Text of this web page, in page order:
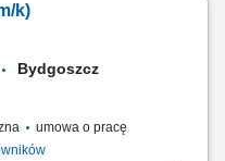
techniczną.
pracujących na placach
k)
Bydgoszcz
umowa o pracę